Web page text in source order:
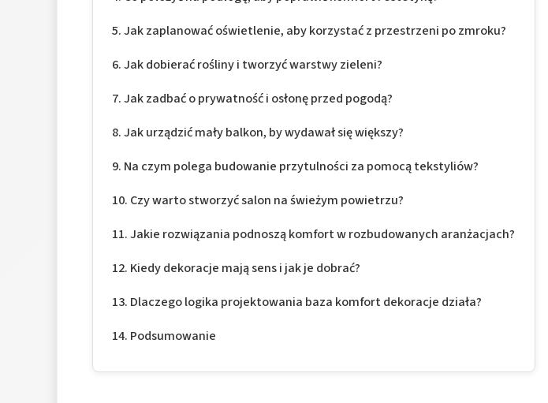
Jak zaplanować oświetlenie, aby korzystać z przestrzeni po zmroku?
Jak dobierać rośliny i tworzyć warstwy zieleni?
Jak zadbać o prywatność i osłonę przed pogodą?
Jak urządzić mały balkon, by wydawał się większy?
Na czym polega budowanie przytulności za pomocą tekstyliów?
Czy warto stworzyć salon na świeżym powietrzu?
Jakie rozwiązania podnoszą komfort w rozbudowanych aranżacjach?
Kiedy dekoracje mają sens i jak je dobrać?
Dlaczego logika projektowania baza komfort dekoracje działa?
Podsumowanie